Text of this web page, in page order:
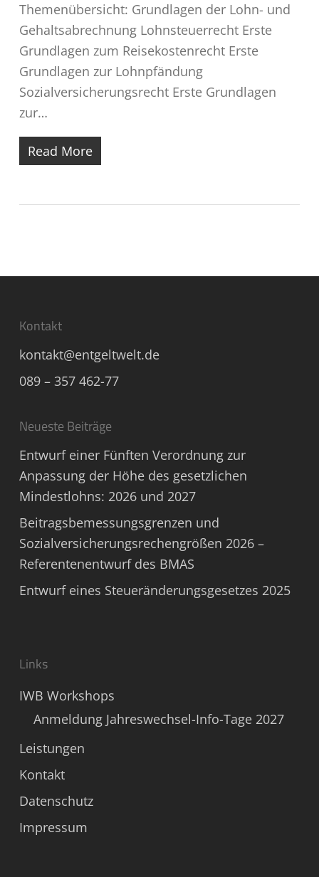
Themenübersicht: Grundlagen der Lohn- und
Gehaltsabrechnung Lohnsteuerrecht Erste
Grundlagen zum Reisekostenrecht Erste
Grundlagen zur Lohnpfändung
Sozialversicherungsrecht Erste Grundlagen
zur…
Read More
Kontakt
kontakt@entgeltwelt.de
089 – 357 462-77
Neueste Beiträge
Entwurf einer Fünften Verordnung zur
Anpassung der Höhe des gesetzlichen
Mindestlohns: 2026 und 2027
Beitragsbemessungsgrenzen und
Sozialversicherungsrechengrößen 2026 –
Referentenentwurf des BMAS
Entwurf eines Steueränderungsgesetzes 2025
Links
IWB Workshops
Anmeldung Jahreswechsel-Info-Tage 2027
Leistungen
Kontakt
Datenschutz
Impressum